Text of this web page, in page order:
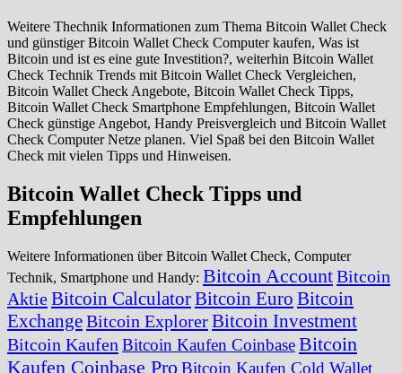
Investition?
Weitere Thechnik Informationen zum Thema Bitcoin Wallet Check
und günstiger Bitcoin Wallet Check Computer kaufen, Was ist
Bitcoin und ist es eine gute Investition?, weiterhin Bitcoin Wallet
Check Technik Trends mit Bitcoin Wallet Check Vergleichen,
Bitcoin Wallet Check Angebote, Bitcoin Wallet Check Tipps,
Bitcoin Wallet Check Smartphone Empfehlungen, Bitcoin Wallet
Check günstige Angebot, Handy Preisvergleich und Bitcoin Wallet
Check Computer Netze planen. Viel Spaß bei den Bitcoin Wallet
Check mit vielen Tipps und Hinweisen.
Bitcoin Wallet Check Tipps und
Empfehlungen
Weitere Informationen über Bitcoin Wallet Check, Computer
Technik, Smartphone und Handy: Bitcoin AccountBitcoin
AktieBitcoin CalculatorBitcoin Euro Bitcoin
ExchangeBitcoin ExplorerBitcoin Investment
Bitcoin Kaufen Bitcoin Kaufen CoinbaseBitcoin
Kaufen Coinbase ProBitcoin Kaufen Cold Wallet